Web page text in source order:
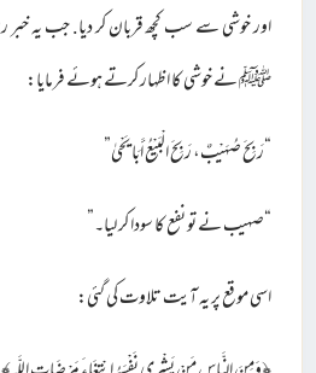
اور خوشی سے سب کچھ قربان کر دیا. جب یہ
ﷺ نے خوشی کا اظہار کرتے ہوئے فرمایا:
“رَبِحَ صُهَيْبٌ، رَبِحَ الْبَيْعُ أَبَا یَحْیٰ”
“صہیب نے تو نفع کا سودا کر لیا۔”
اسی موقع پر یہ آیت تلاوت کی گئی: